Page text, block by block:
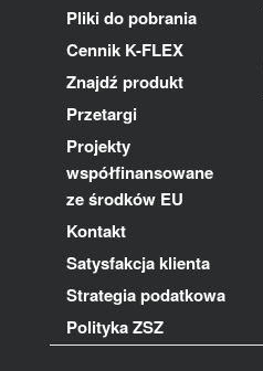
Pliki do pobrania
Cennik K-FLEX
Znajdź produkt
Przetargi
Projekty
współfinansowane
ze środków EU
Kontakt
Satysfakcja klienta
Strategia podatkowa
Polityka ZSZ